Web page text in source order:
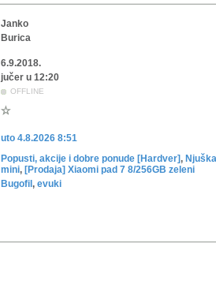
Janko
Burica
6.9.2018.
jučer u 12:20
OFFLINE
uto 4.8.2026 8:51
Popusti, akcije i dobre ponude [Hardver],
mini, [Prodaja] Xiaomi pad 7 8/256GB zeleni
Bugofil , evuki